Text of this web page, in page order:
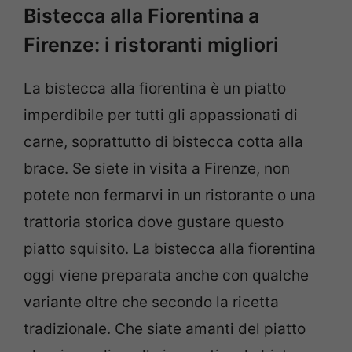
Bistecca alla Fiorentina a
Firenze: i ristoranti migliori
La bistecca alla fiorentina è un piatto
imperdibile per tutti gli appassionati di
carne, soprattutto di bistecca cotta alla
brace. Se siete in visita a Firenze, non
potete non fermarvi in un ristorante o una
trattoria storica dove gustare questo
piatto squisito. La bistecca alla fiorentina
oggi viene preparata anche con qualche
variante oltre che secondo la ricetta
tradizionale. Che siate amanti del piatto